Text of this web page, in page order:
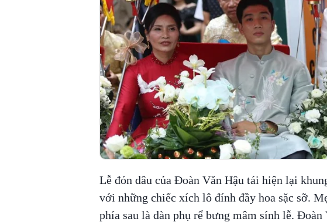
Lễ đón dâu của Đoàn Văn Hậu tái hiện lại
với những chiếc xích lô đính đầy hoa sặc sỡ.
phía sau là dàn phụ rể bưng mâm sính lễ. Đoàn